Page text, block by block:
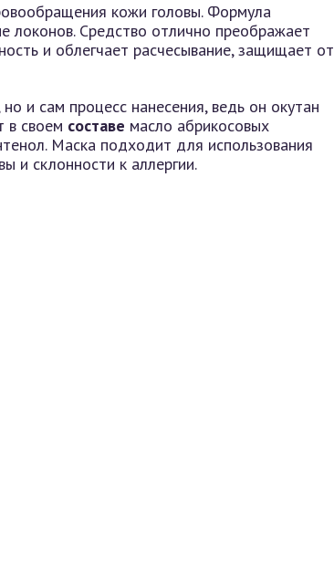
кожи головы. Формула
локонов. Средство отлично преображает
и облегчает расчесывание, защищает от
и сам процесс нанесения, ведь он окутан
в своем составе масло абрикосовых
Маска подходит для использования
и склонности к аллергии.